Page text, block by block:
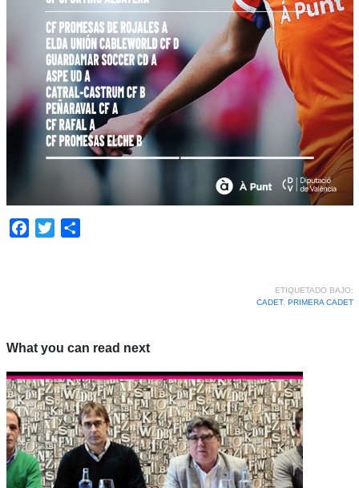
Facebook
Twitter
ETIQUETADO BAJO:
CADET, PRIMERA CADET
What you can read next